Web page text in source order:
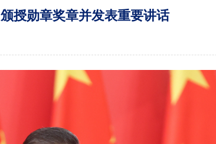
颁授勋章奖章并发表重要讲话